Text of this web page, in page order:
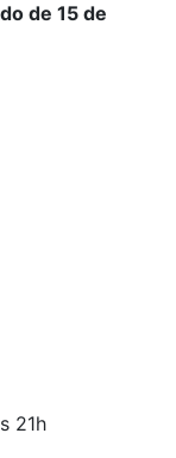
de 15 de
21h